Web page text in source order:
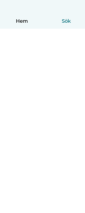
Hem Sök